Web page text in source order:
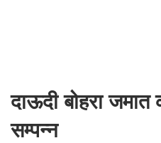
दाऊदी बोहरा
सम्पन्न